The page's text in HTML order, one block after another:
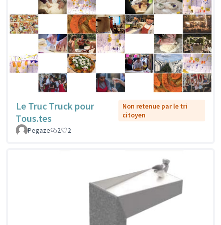
Le Truc Truck pour
Tous.tes
Non retenue par le tri
citoyen
Pegaze
2 2